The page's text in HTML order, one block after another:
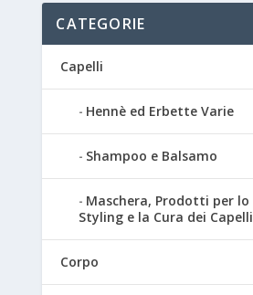
CATEGORIE
Capelli
Hennè ed Erbette Varie
Shampoo e Balsamo
Maschera, Prodotti per lo
Styling e la Cura dei Capelli
Corpo